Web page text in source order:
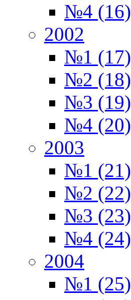
№4 (16)
2002
№1 (17)
№2 (18)
№3 (19)
№4 (20)
2003
№1 (21)
№2 (22)
№3 (23)
№4 (24)
2004
№1 (25)